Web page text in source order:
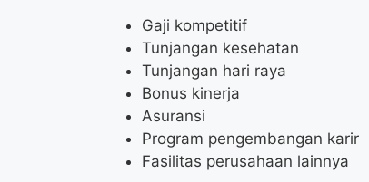
Gaji kompetitif
Tunjangan kesehatan
Tunjangan hari raya
Bonus kinerja
Asuransi
Program pengembangan karir
Fasilitas perusahaan lainnya